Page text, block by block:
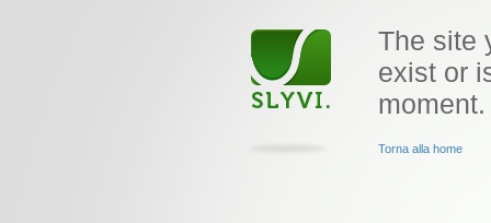
The site
exist or
moment.
Torna alla home